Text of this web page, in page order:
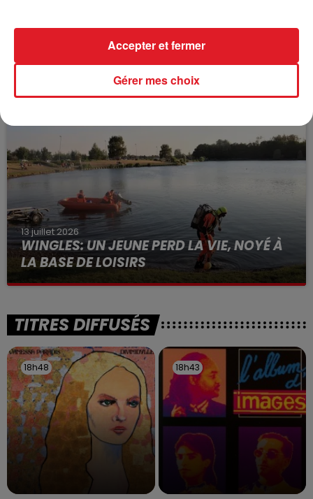
BÉTHUNE: ENQUÊTE POUR HOMICIDE
VOLONTAIRE EN COURS, APRÈS LA...
13 juillet 2026
WINGLES: UN JEUNE PERD LA VIE, NOYÉ À
LA BASE DE LOISIRS
La victime a coulé à pic
TITRES DIFFUSÉS
18h48
18h48 18h43
18h43
Gérer mes choix
Accepter et fermer